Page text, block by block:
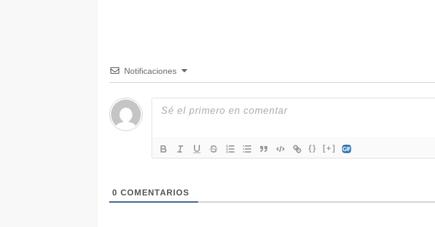
Notificaciones
{} [+]
0 COMENTARIOS